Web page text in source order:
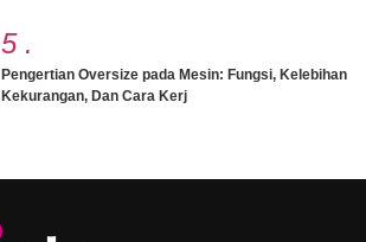
5 .
Pengertian Oversize pada Mesin: Fungsi, Kelebihan
Kekurangan, Dan Cara Kerj